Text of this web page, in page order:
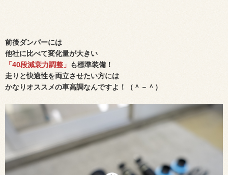
前後ダンパーには
他社に比べて変化量が大きい
「40段減衰力調整」 も標準装備！
走りと快適性を両立させたい方には
かなりオススメの車高調なんですよ！（＾－＾）